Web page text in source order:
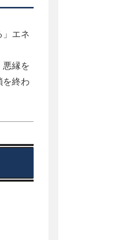
エネ
縁を
を終わ